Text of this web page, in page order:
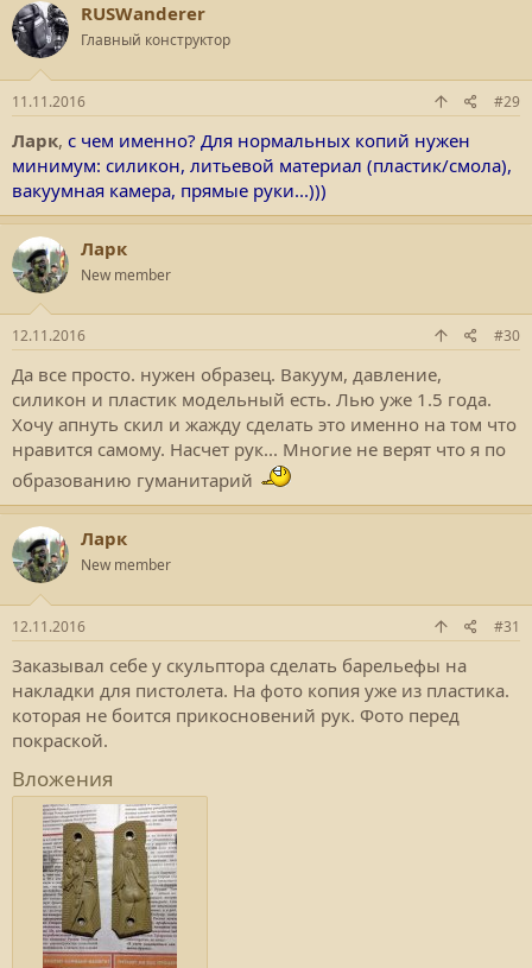
RUSWanderer
Главный конструктор
11.11.2016 #29
Ларк, с чем именно? Для нормальных копий нужен
минимум: силикон, литьевой материал (пластик/смола),
вакуумная камера, прямые руки...)))
Ларк
New member
12.11.2016 #30
Да все просто. нужен образец. Вакуум, давление,
силикон и пластик модельный есть. Лью уже 1.5 года.
Хочу апнуть скил и жажду сделать это именно на том что
нравится самому. Насчет рук... Многие не верят что я по
образованию гуманитарий
Ларк
New member
12.11.2016 #31
Заказывал себе у скульптора сделать барельефы на
накладки для пистолета. На фото копия уже из пластика.
которая не боится прикосновений рук. Фото перед
покраской.
Вложения